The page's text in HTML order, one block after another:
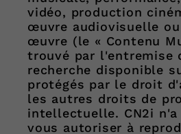
vidéo, production
œuvre audiovisuelle
œuvre (le « Contenu
trouvé par l'entremise
recherche disponible
protégés par le droit
les autres droits de
intellectuelle. CN2i
vous autoriser à